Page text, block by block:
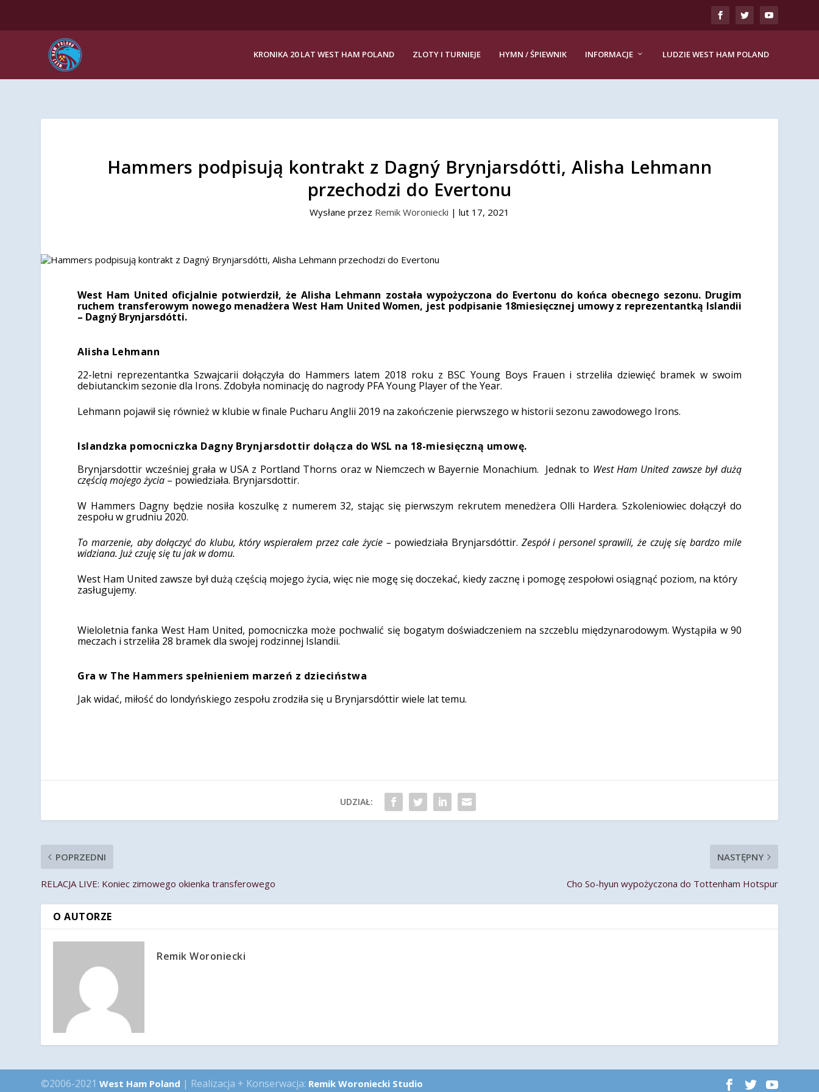
KRONIKA 20 LAT WEST HAM POLAND ZLOTY I TURNIEJE HYMN / ŚPIEWNIK INFORMACJE LUDZIE WEST HAM POLAND
Hammers podpisują kontrakt z Dagný Brynjarsdótti, Alisha Lehmann
przechodzi do Evertonu
Wysłane przez Remik Woroniecki | lut 17, 2021
West Ham United oficjalnie potwierdził, że Alisha Lehmann została wypożyczona do Evertonu do końca obecnego sezonu. Drugim
ruchem transferowym nowego menadżera West Ham United Women, jest podpisanie 18miesięcznej umowy z reprezentantką Islandii
– Dagný Brynjarsdótti.
Alisha Lehmann
22-letni reprezentantka Szwajcarii dołączyła do Hammers latem 2018 roku z BSC Young Boys Frauen i strzeliła dziewięć bramek w swoim
debiutanckim sezonie dla Irons. Zdobyła nominację do nagrody PFA Young Player of the Year.
Lehmann pojawił się również w klubie w finale Pucharu Anglii 2019 na zakończenie pierwszego w historii sezonu zawodowego Irons.
Islandzka pomocniczka Dagny Brynjarsdottir dołącza do WSL na 18-miesięczną umowę.
Brynjarsdottir wcześniej grała w USA z Portland Thorns oraz w Niemczech w Bayernie Monachium. Jednak to West Ham United zawsze był dużą
częścią mojego życia – powiedziała. Brynjarsdottir.
W Hammers Dagny będzie nosiła koszulkę z numerem 32, stając się pierwszym rekrutem menedżera Olli Hardera. Szkoleniowiec dołączył do
zespołu w grudniu 2020.
To marzenie, aby dołączyć do klubu, który wspierałem przez całe życie – powiedziała Brynjarsdóttir. Zespół i personel sprawili, że czuję się bardzo mile
widziana. Już czuję się tu jak w domu.
West Ham United zawsze był dużą częścią mojego życia, więc nie mogę się doczekać, kiedy zacznę i pomogę zespołowi osiągnąć poziom, na który
zasługujemy.
Wieloletnia fanka West Ham United, pomocniczka może pochwalić się bogatym doświadczeniem na szczeblu międzynarodowym. Wystąpiła w 90
meczach i strzeliła 28 bramek dla swojej rodzinnej Islandii.
Gra w The Hammers spełnieniem marzeń z dzieciństwa
Jak widać, miłość do londyńskiego zespołu zrodziła się u Brynjarsdóttir wiele lat temu.
UDZIAŁ:
POPRZEDNI
RELACJA LIVE: Koniec zimowego okienka transferowego
NASTĘPNY
Cho So-hyun wypożyczona do Tottenham Hotspur
O AUTORZE
Remik Woroniecki
©2006-2021West Ham Poland | Realizacja + Konserwacja: Remik Woroniecki Studio